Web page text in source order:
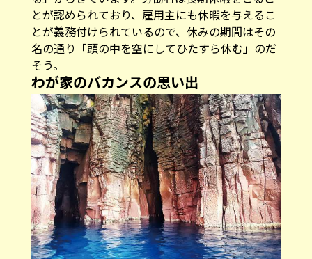
とが認められており、雇用主にも休暇を与えるこ
とが義務付けられているので、休みの期間はその
名の通り「頭の中を空にしてひたすら休む」のだ
そう。
わが家のバカンスの思い出